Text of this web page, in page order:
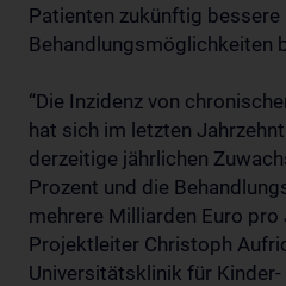
Patienten zukünftig bessere
Behandlungsmöglichkeiten
“Die Inzidenz von
hat sich im letzten
derzeitige jährlichen
Prozent und die
mehrere Milliarden Euro pro
Projektleiter Christoph
Universitätsklinik für